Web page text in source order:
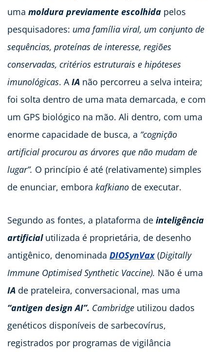
uma moldura previamente escolhida pelos
pesquisadores: uma família viral, um conjunto de
sequências, proteínas de interesse, regiões
conservadas, critérios estruturais e hipóteses
imunológicas. AIA não percorreu a selva inteira;
foi solta dentro de uma mata demarcada, e com
um GPS biológico na mão. Ali dentro, com uma
enorme capacidade de busca, a “cognição
artificial procurou as árvores que não mudam de
lugar”. O princípio é até (relativamente) simples
de enunciar, embora kafkiano de executar.
Segundo as fontes, a plataforma de inteligência
artificialutilizada é proprietária, de desenho
antigênico, denominada DIOSynVax (Digitally
Immune Optimised Synthetic Vaccine). Não é uma
IA de prateleira, conversacional, mas uma
“antigen design AI”. Cambridge utilizou dados
genéticos disponíveis de sarbecovírus,
registrados por programas de vigilância